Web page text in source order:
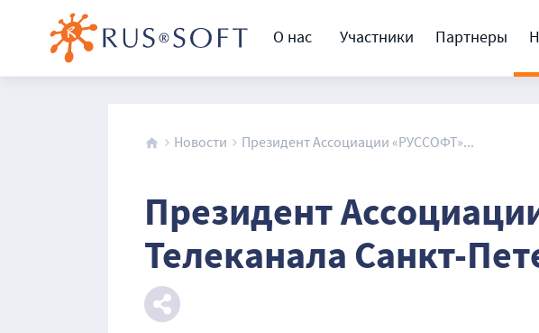
О нас Участники Партнеры
Новости Президент Ассоциации «РУССОФТ»...
Президент
Телеканала Санкт-